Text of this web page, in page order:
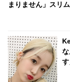
まりません」スリ